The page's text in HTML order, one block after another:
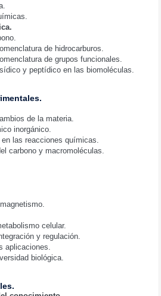
de hidrocarburos.
de grupos funcionales.
y peptídico en las biomoléculas.
de la materia.
inorgánico.
las reacciones químicas.
carbono y macromoléculas.
celular.
y regulación.
aplicaciones.
biológica.